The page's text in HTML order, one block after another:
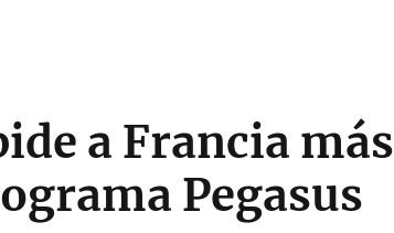
a Francia más
Pegasus